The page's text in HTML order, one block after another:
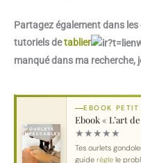
Partagez également dans
tutoriels detablier
manqué dans ma recherche,
EBOOK PETIT
Ebook « L’art
★★★★★
Tes ourlets
guide règle le